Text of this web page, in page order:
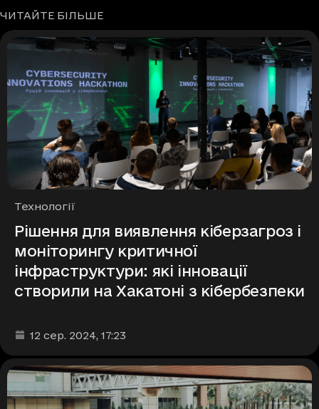
ЧИТАЙТЕ БІЛЬШЕ
Рубрики
Технології
Рішення для виявлення кіберзагроз і
моніторингу критичної
інфраструктури: які інновації
створили на Хакатоні з кібербезпеки
Дата та час публікації
12 сер. 2024, 17:23